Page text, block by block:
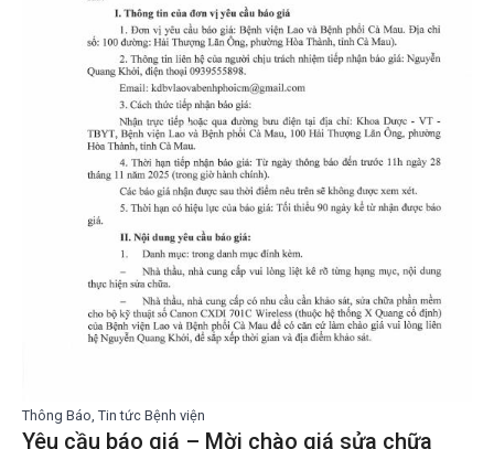
Thông Báo, Tin tức Bệnh viện
Yêu cầu báo giá – Mời chào giá sửa chữa